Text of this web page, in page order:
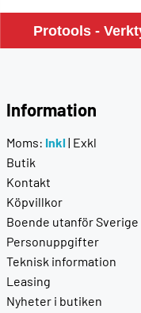
Protools -
Information
Moms: Inkl | Exkl
Butik
Kontakt
Köpvillkor
Boende utanför Sverige
Personuppgifter
Teknisk information
Leasing
Nyheter i butiken